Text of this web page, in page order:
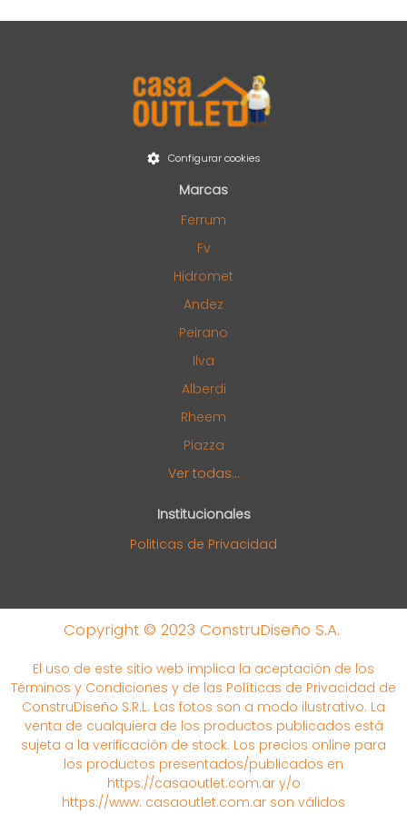
Configurar cookies
Marcas
Ferrum
Fv
Hidromet
Andez
Peirano
Ilva
Alberdi
Rheem
Piazza
Ver todas...
Institucionales
Politicas de Privacidad
Copyright © 2023 ConstruDiseño S.A.
El uso de este sitio web implica la aceptación de los
Términos y Condiciones y de las Políticas de Privacidad de
ConstruDiseño S.R.L. Las fotos son a modo ilustrativo. La
venta de cualquiera de los productos publicados está
sujeta a la verificación de stock. Los precios online para
los productos presentados/publicados en
https://casaoutlet.com.ar y/o
https://www. casaoutlet.com.ar son válidos